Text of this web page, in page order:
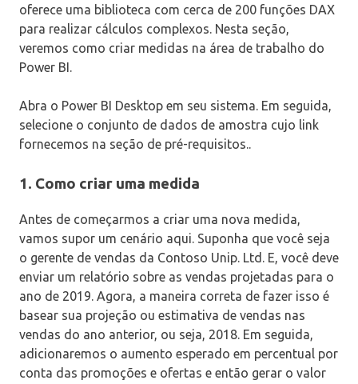
oferece uma biblioteca com cerca de 200 funções DAX
para realizar cálculos complexos. Nesta seção,
veremos como criar medidas na área de trabalho do
Power BI.
Abra o Power BI Desktop em seu sistema. Em seguida,
selecione o conjunto de dados de amostra cujo link
fornecemos na seção de pré-requisitos..
1. Como criar uma medida
Antes de começarmos a criar uma nova medida,
vamos supor um cenário aqui. Suponha que você seja
o gerente de vendas da Contoso Unip. Ltd. E, você deve
enviar um relatório sobre as vendas projetadas para o
ano de 2019. Agora, a maneira correta de fazer isso é
basear sua projeção ou estimativa de vendas nas
vendas do ano anterior, ou seja, 2018. Em seguida,
adicionaremos o aumento esperado em percentual por
conta das promoções e ofertas e então gerar o valor